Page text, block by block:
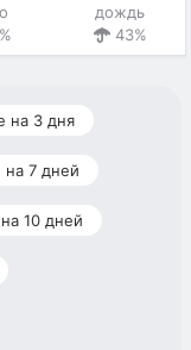
дождь
43%
на 3 дня
7 дней
10 дней